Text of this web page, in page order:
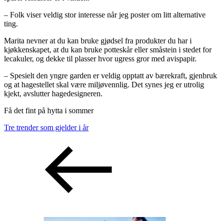
– Folk viser veldig stor interesse når jeg poster om litt alternative
ting.
Marita nevner at du kan bruke gjødsel fra produkter du har i
kjøkkenskapet, at du kan bruke potteskår eller småstein i stedet for
lecakuler, og dekke til plasser hvor ugress gror med avispapir.
– Spesielt den yngre garden er veldig opptatt av bærekraft, gjenbruk
og at hagestellet skal være miljøvennlig. Det synes jeg er utrolig
kjekt, avslutter hagedesigneren.
Få det fint på hytta i sommer
Tre trender som gjelder i år